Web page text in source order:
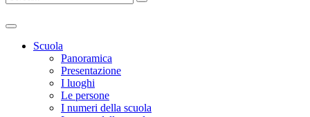
Scuola
Panoramica
Presentazione
I luoghi
Le persone
I numeri della scuola